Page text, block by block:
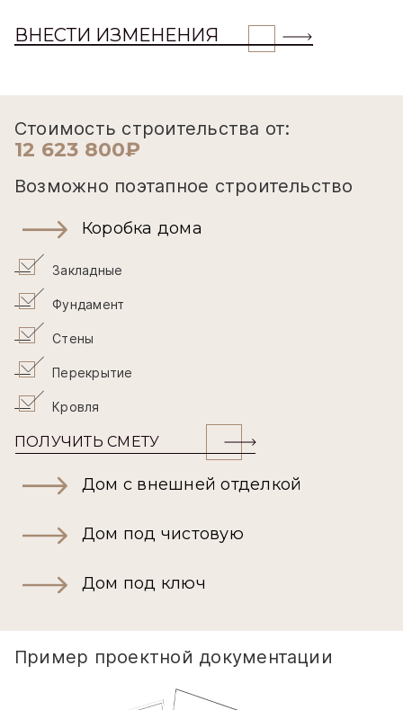
ВНЕСТИ ИЗМЕНЕНИЯ
Стоимость строительства от:
12 623 800₽
Возможно поэтапное строительство
Коробка дома
Закладные
Фундамент
Стены
Перекрытие
Кровля
ПОЛУЧИТЬ СМЕТУ
Дом с внешней отделкой
Дом под чистовую
Дом под ключ
Пример проектной документации